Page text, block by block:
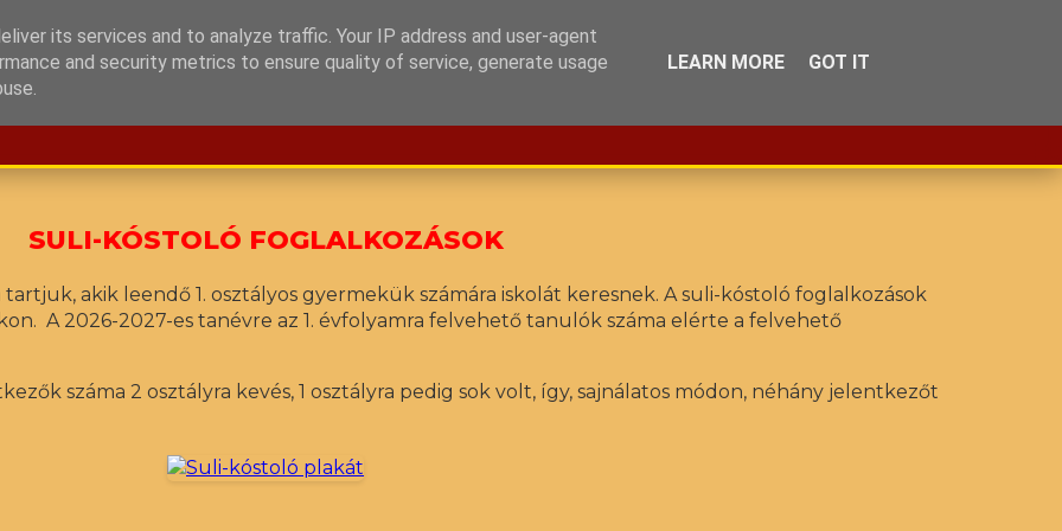
KÖZÖSSÉGI ÉLET ▾
SULI-KÓSTOLÓ FOGLALKOZÁSOK
akik leendő 1. osztályos gyermekük számára iskolát keresnek. A suli-kóstoló foglalkozások
A 2026-2027-es tanévre az 1. évfolyamra felvehető tanulók száma elérte a felvehető
száma 2 osztályra kevés, 1 osztályra pedig sok volt, így, sajnálatos módon, néhány jelentkezőt
its services and to analyze traffic. Your IP address and user-agent
and security metrics to ensure quality of service, generate usage
LEARN MORE GOT IT